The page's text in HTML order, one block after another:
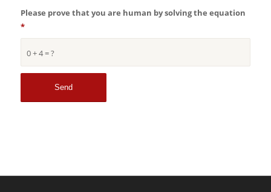
0 + 4 = ?
Please prove that you are human by solving the equation
*